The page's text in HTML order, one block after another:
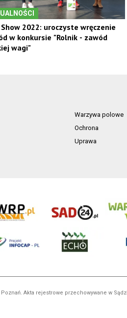
2022: uroczyste wręczenie
w konkursie "Rolnik - zawód
wagi"
Warzywa polowe
Ochrona
Uprawa
Akta rejestrowe przechowywane w